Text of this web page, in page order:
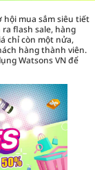
hội mua sắm siêu tiết
flash sale, hàng
chỉ còn một nửa,
hàng thành viên.
Watsons VN để